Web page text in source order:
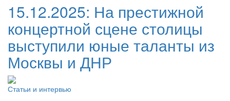
15.12.2025: На престижной
концертной сцене столицы
выступили юные таланты из
Москвы и ДНР
Статьи и интервью